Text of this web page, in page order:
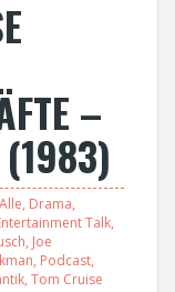
–
(1983)
Alle, Drama,
Talk,
, Joe
, Podcast,
, Tom Cruise